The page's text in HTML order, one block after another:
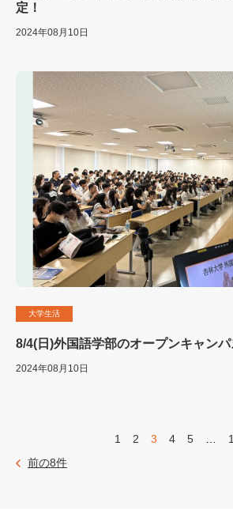
定！
2024年08月10日
大学生活
8/4(日)外国語学部のオープンキャンパ
2024年08月10日
前の8件
1 2 3 4 5